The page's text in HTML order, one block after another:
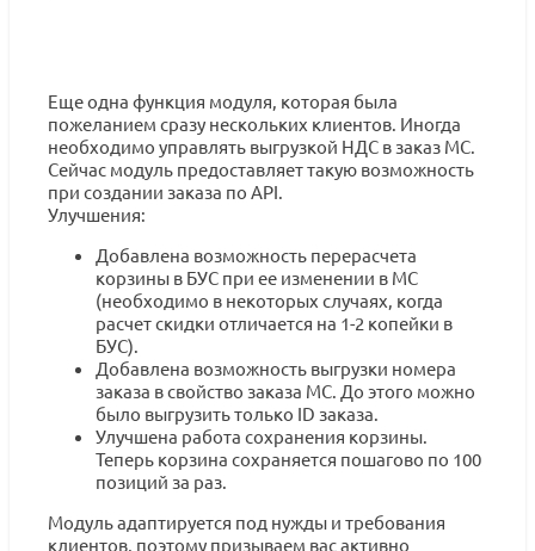
Еще одна функция модуля, которая была
пожеланием сразу нескольких клиентов. Иногда
необходимо управлять выгрузкой НДС в заказ МС.
Сейчас модуль предоставляет такую возможность
при создании заказа по API.
Улучшения:
Добавлена возможность перерасчета
корзины в БУС при ее изменении в МС
(необходимо в некоторых случаях, когда
расчет скидки отличается на 1-2 копейки в
БУС).
Добавлена возможность выгрузки номера
заказа в свойство заказа МС. До этого можно
было выгрузить только ID заказа.
Улучшена работа сохранения корзины.
Теперь корзина сохраняется пошагово по 100
позиций за раз.
Модуль адаптируется под нужды и требования
клиентов, поэтому призываем вас активно